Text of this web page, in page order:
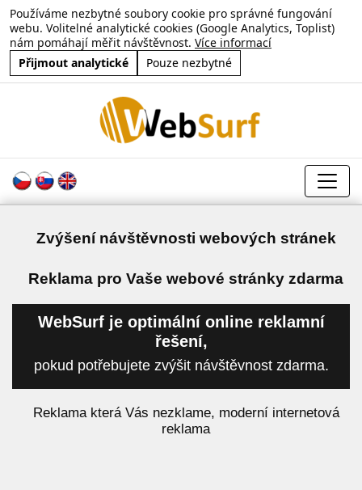
Používáme nezbytné soubory cookie pro správné fungování
webu. Volitelné analytické cookies (Google Analytics, Toplist)
nám pomáhají měřit návštěvnost. Více informací
Přijmout analytické
Pouze nezbytné
Zvýšení návštěvnosti webových stránek
Reklama pro Vaše webové stránky zdarma
WebSurf je optimální online reklamní
řešení,
pokud potřebujete zvýšit návštěvnost zdarma.
Reklama která Vás nezklame, moderní internetová
reklama